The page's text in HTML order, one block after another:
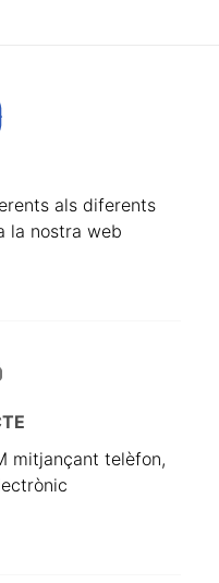
als diferents
la nostra web
mitjançant telèfon,